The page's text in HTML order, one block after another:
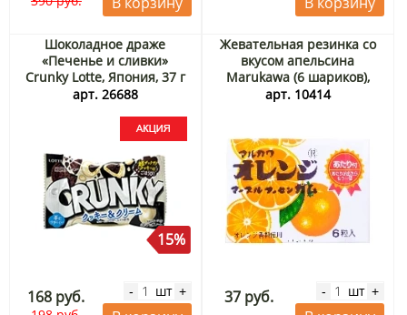
Шоколадное драже
«Печенье и сливки»
Crunky Lotte, Япония, 37 г
Акция
арт. 26688
15%
168 руб. - шт +
Жевательная резинка со
вкусом апельсина
Marukawa (6 шариков),
Япония, 8 г
арт. 10414
37 руб. - шт +